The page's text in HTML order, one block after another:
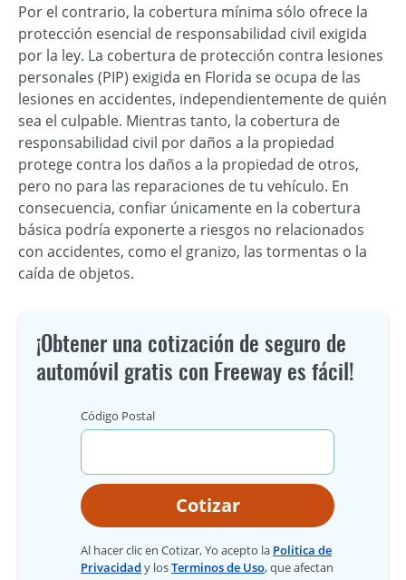
Por el contrario, la cobertura mínima sólo ofrece la
protección esencial de responsabilidad civil exigida
por la ley. La cobertura de protección contra lesiones
personales (PIP) exigida en Florida se ocupa de las
lesiones en accidentes, independientemente de quién
sea el culpable. Mientras tanto, la cobertura de
responsabilidad civil por daños a la propiedad
protege contra los daños a la propiedad de otros,
pero no para las reparaciones de tu vehículo. En
consecuencia, confiar únicamente en la cobertura
básica podría exponerte a riesgos no relacionados
con accidentes, como el granizo, las tormentas o la
caída de objetos.
¡Obtener una cotización de seguro de
automóvil gratis con Freeway es fácil!
Código Postal
Cotizar
Al hacer clic en Cotizar, Yo acepto la Politica de
Privacidad y losTerminos de Uso, que afectan